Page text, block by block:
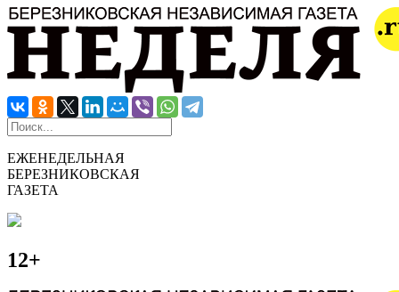
ЕЖЕНЕДЕЛЬНАЯ
БЕРЕЗНИКОВСКАЯ
ГАЗЕТА
12+